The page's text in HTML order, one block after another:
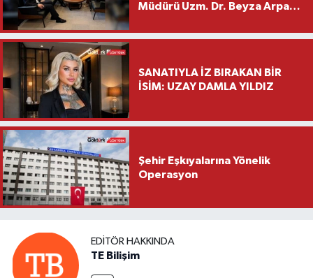
Müdürü Uzm. Dr. Beyza Arpacı
Ziyareti
SANATIYLA İZ BIRAKAN BİR
İSİM: UZAY DAMLA YILDIZ
Şehir Eşkıyalarına Yönelik
Operasyon
EDITÖR HAKKINDA
TE Bilişim